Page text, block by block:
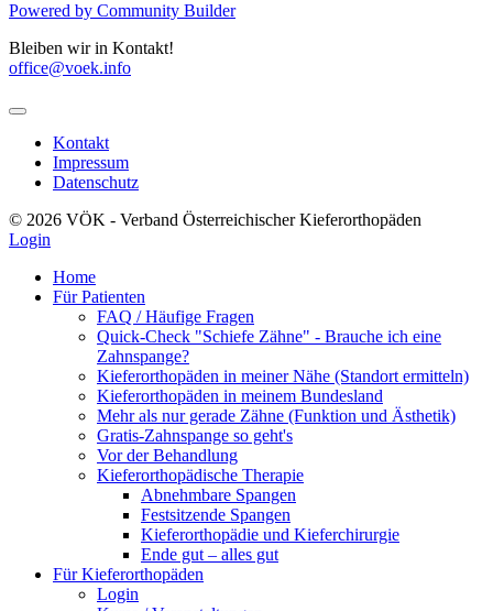
Powered by Community Builder
Bleiben wir in Kontakt!
office@voek.info
Kontakt
Impressum
Datenschutz
© 2026 VÖK - Verband Österreichischer Kieferorthopäden
Login
Home
Für Patienten
FAQ / Häufige Fragen
Quick-Check "Schiefe Zähne" - Brauche ich eine
Zahnspange?
Kieferorthopäden in meiner Nähe (Standort ermitteln)
Kieferorthopäden in meinem Bundesland
Mehr als nur gerade Zähne (Funktion und Ästhetik)
Gratis-Zahnspange so geht's
Vor der Behandlung
Kieferorthopädische Therapie
Abnehmbare Spangen
Festsitzende Spangen
Kieferorthopädie und Kieferchirurgie
Ende gut – alles gut
Für Kieferorthopäden
Login